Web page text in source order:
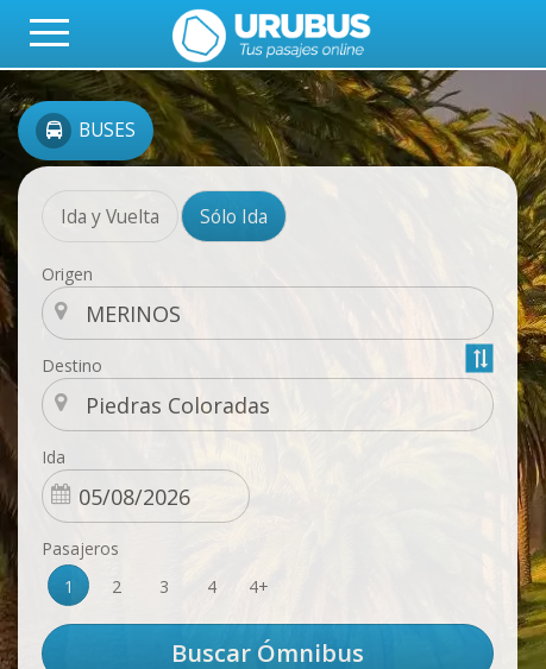
BUSES
Ida y Vuelta Sólo Ida
Origen
Destino
Ida
Pasajeros
1
2 3 4 4+